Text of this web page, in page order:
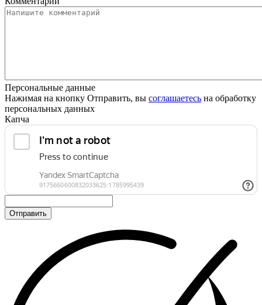
Персональные данные
Нажимая на кнопку Отправить, вы соглашаетесь на обработку
персональных данных
Капча
Отправить